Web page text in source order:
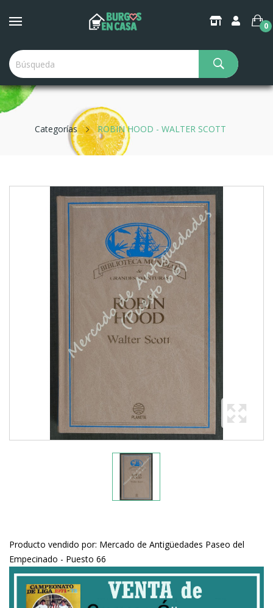
0
Categorías ROBIN HOOD - WALTER SCOTT
Producto vendido por: Mercado de Antigüedades Paseo del
Empecinado - Puesto 66